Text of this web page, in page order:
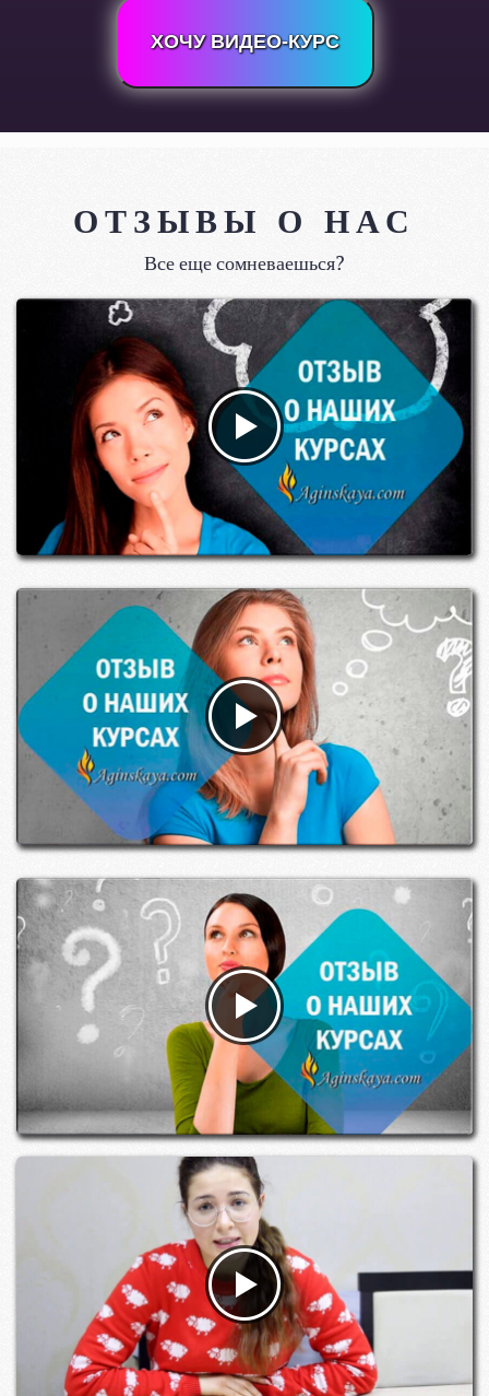
ХОЧУ ВИДЕО-КУРС
ОТЗЫВЫ О НАС
Все еще сомневаешься?